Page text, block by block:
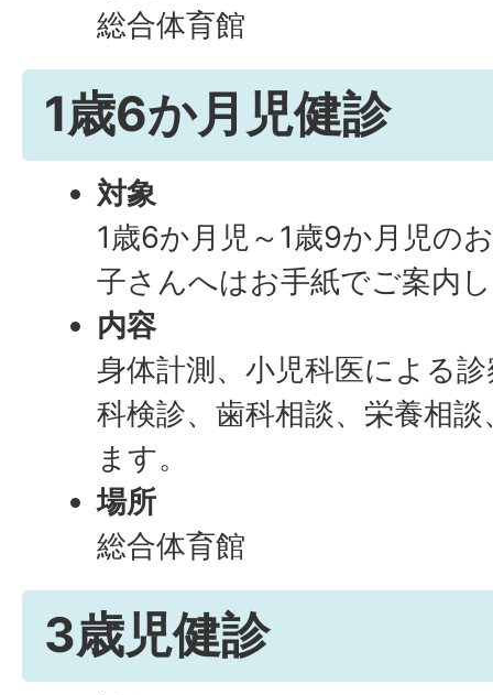
総合体育館
1歳6か月児健診
対象
1歳6か月児～1歳9か月児の
子さんへはお手紙でご案内
内容
身体計測、小児科医による
科検診、歯科相談、栄養相
ます。
場所
総合体育館
3歳児健診